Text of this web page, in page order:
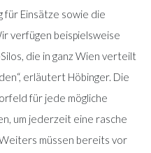
für Einsätze sowie die
verfügen beispielsweise
die in ganz Wien verteilt
erläutert Höbinger. Die
für jede mögliche
um jederzeit eine rasche
müssen bereits vor